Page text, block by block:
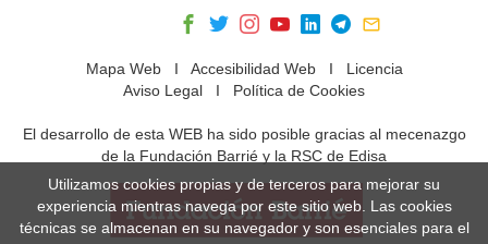
Mapa WebI Accesibilidad WebI Licencia
Aviso Legal I Política de Cookies
El desarrollo de esta WEB ha sido posible gracias al mecenazgo
de la Fundación Barrié y la RSC de Edisa
Utilizamos cookies propias y de terceros para mejorar su
experiencia mientras navega por este sitio web. Las cookies
técnicas se almacenan en su navegador y son esenciales para el